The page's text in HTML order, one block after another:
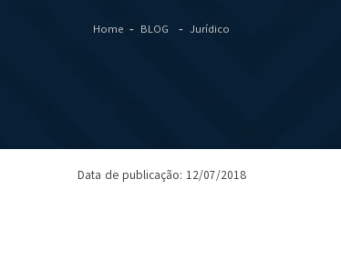
Home BLOG Jurídico
Data de publicação: 12/07/2018